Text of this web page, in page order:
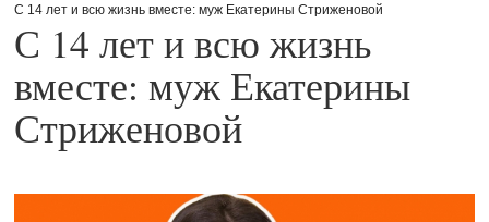
С 14 лет и всю жизнь вместе: муж Екатерины Стриженовой
С 14 лет и всю жизнь
вместе: муж Екатерины
Стриженовой